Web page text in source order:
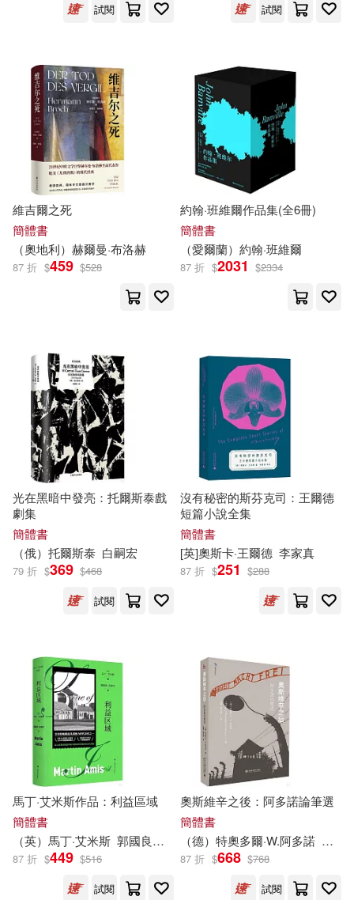
洪承佑(8) 胡維華(8)
詹TJ(8)
鍾浩然(8)
（意）瑪麗莎·維斯蒂塔(8)
（日）赤川次郎(8)
(法)托克維爾(7)
(英) 柯南道爾著(7)
(英)亞瑟·柯南·道爾(7)
C・S・路易斯(7)
《瑪納斯》漢譯工作委員會(7)
【英】柯南道爾 著(7)
吳燦銘(7) 帕斯卡．普雷沃(7)
楊金(7) 目川文化編輯小組(7)
詹姆斯．洛夫葛羅夫(7)
諸葛文(7)
阿卜杜勒拉扎克．古納(7)
陳潤(7) 音渭(7)
魯德亞德．吉卜林(7)
Hyperion(36)
Naive Auvidis(36) 好讀(36)
新星出版社(36) Audite(35)
Gramola(35)
南京大學出版社(35)
南海出版公司(34)
華中科技大學出版社(34)
上海外語教育出版社(33)
知識產權出版社(33)
環球-DECCA(32)
吉林科學技術出版社(31)
堡壘文化(31) 明天出版社(31)
民族出版社(31)
海豚出版社(31)
試閱
試閱
維吉爾之死
簡體書
（奧地利）赫爾曼·布洛赫
87 折 $459 $528
約翰·班維爾作品集(全6冊)
簡體書
（愛爾蘭）約翰·班維爾
87 折 $2031 $2334
光在黑暗中發亮：托爾斯泰戲
劇集
簡體書
（俄）托爾斯泰 白嗣宏
79 折 $369 $468
試閱
沒有秘密的斯芬克司：王爾德
短篇小說全集
簡體書
[英]奧斯卡·王爾德 李家真
87 折 $251 $288
馬丁·艾米斯作品：利益區域
簡體書
（英）馬丁·艾米斯 郭國良，陳睿文
87 折 $449 $516
試閱
奧斯維辛之後：阿多諾論筆選
簡體書
（德）特奧多爾·W.阿多諾 趙勇
87 折 $668 $768
試閱